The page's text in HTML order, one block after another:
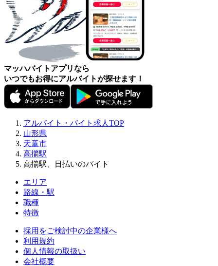
マッハバイトアプリなら
いつでもお得にアルバイトが探せます！
アルバイト・バイト求人TOP
山形県
天童市
高擶駅
高擶駅、日払いのバイト
エリア
路線・駅
職種
特徴
採用をご検討中の企業様へ
利用規約
個人情報の取扱い
会社概要